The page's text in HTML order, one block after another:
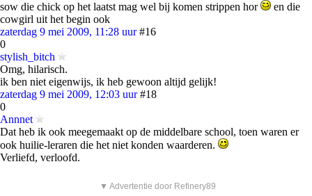
sow die chick op het laatst mag wel bij komen strippen hor
en die
cowgirl uit het begin ook
zaterdag 9 mei 2009, 11:28 uur #16
0
stylish_bitch
Omg, hilarisch.
ik ben niet eigenwijs, ik heb gewoon altijd gelijk!
zaterdag 9 mei 2009, 12:03 uur #18
0
Annnet
Dat heb ik ook meegemaakt op de middelbare school, toen waren er
ook huilie-leraren die het niet konden waarderen.
Verliefd, verloofd.
▼ Advertentie door Refinery89